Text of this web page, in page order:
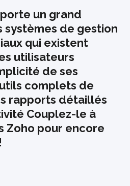
un grand
systèmes de gestion
qui existent
utilisateurs
de ses
complets de
rapports détaillés
Couplez-le à
Zoho pour encore